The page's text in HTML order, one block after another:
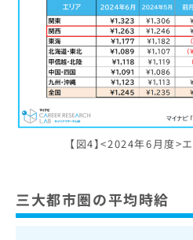
【図4】<2024年6月度>
三大都市圏の平均時給